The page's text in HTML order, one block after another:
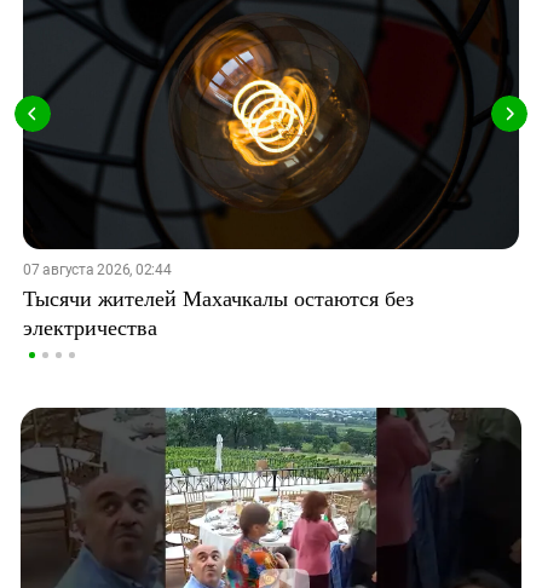
07 августа 2026, 02:44
Тысячи жителей Махачкалы остаются без
электричества